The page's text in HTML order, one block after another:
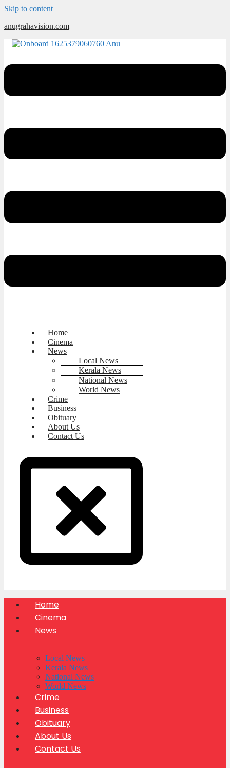
Skip to content
anugrahavision.com
Home
Cinema
News
Local News
Kerala News
National News
World News
Crime
Business
Obituary
About Us
Contact Us
Home
Cinema
News
Local News
Kerala News
National News
World News
Crime
Business
Obituary
About Us
Contact Us